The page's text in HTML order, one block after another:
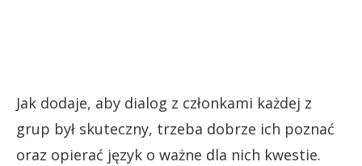
Jak dodaje, aby dialog z członkami każdej z
grup był skuteczny, trzeba dobrze ich poznać
oraz opierać język o ważne dla nich kwestie.